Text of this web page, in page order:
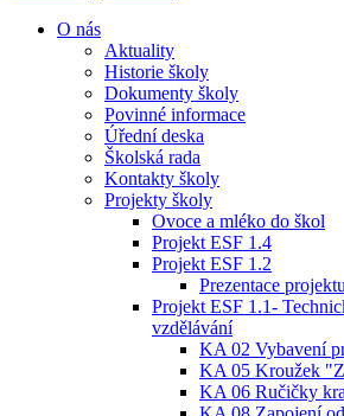
O nás
Aktuality
Historie školy
Dokumenty školy
Povinné informace
Úřední deska
Školská rada
Kontakty školy
Projekty školy
Ovoce a mléko do škol
Projekt ESF 1.4
Projekt ESF 1.2
Prezentace projektu
Projekt ESF 1.1-
vzdělávání
KA 02 Vybavení
KA 05 Kroužek
KA 06 Ručičky